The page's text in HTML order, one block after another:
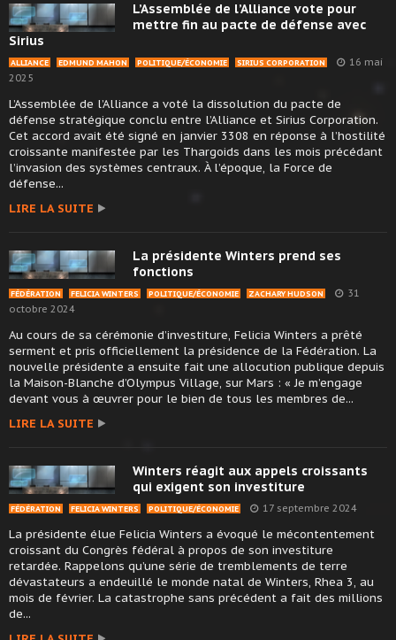
L’Assemblée de l’Alliance vote pour
mettre fin au pacte de défense avec
Sirius
ALLIANCE EDMUND MAHON POLITIQUE/ÉCONOMIE SIRIUS CORPORATION
16 mai
2025
L’Assemblée de l’Alliance a voté la dissolution du pacte de
défense stratégique conclu entre l’Alliance et Sirius Corporation.
Cet accord avait été signé en janvier 3308 en réponse à l’hostilité
croissante manifestée par les Thargoids dans les mois précédant
l’invasion des systèmes centraux. À l’époque, la Force de
défense...
LIRE LA SUITE
La présidente Winters prend ses
fonctions
FÉDÉRATION FELICIA WINTERS POLITIQUE/ÉCONOMIE ZACHARY HUDSON
31
octobre 2024
Au cours de sa cérémonie d’investiture, Felicia Winters a prêté
serment et pris officiellement la présidence de la Fédération. La
nouvelle présidente a ensuite fait une allocution publique depuis
la Maison-Blanche d’Olympus Village, sur Mars : « Je m’engage
devant vous à œuvrer pour le bien de tous les membres de...
LIRE LA SUITE
Winters réagit aux appels croissants
qui exigent son investiture
FÉDÉRATION FELICIA WINTERS POLITIQUE/ÉCONOMIE 17 septembre 2024
La présidente élue Felicia Winters a évoqué le mécontentement
croissant du Congrès fédéral à propos de son investiture
retardée. Rappelons qu’une série de tremblements de terre
dévastateurs a endeuillé le monde natal de Winters, Rhea 3, au
mois de février. La catastrophe sans précédent a fait des millions
de...